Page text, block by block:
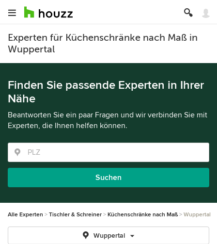
Experten für Küchenschränke nach Maß in
Wuppertal
Finden Sie passende Experten in Ihrer
Nähe
Beantworten Sie ein paar Fragen und wir verbinden Sie mit
Experten, die Ihnen helfen können.
Suchen
Alle Experten Tischler & Schreiner Küchenschränke nach Maß Wuppertal
Wuppertal